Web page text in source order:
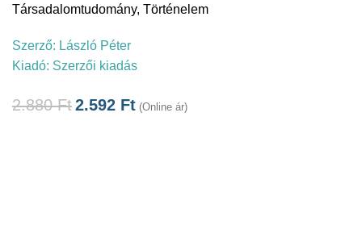
Társadalomtudomány, Történelem
Szerző: László Péter
Kiadó: Szerzői kiadás
2.880Ft2.592 Ft (Online ár)